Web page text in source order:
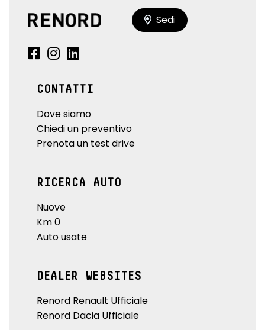
Sedi
CONTATTI
Dove siamo
Chiedi un preventivo
Prenota un test drive
RICERCA AUTO
Nuove
Km 0
Auto usate
DEALER WEBSITES
Renord Renault Ufficiale
Renord Dacia Ufficiale